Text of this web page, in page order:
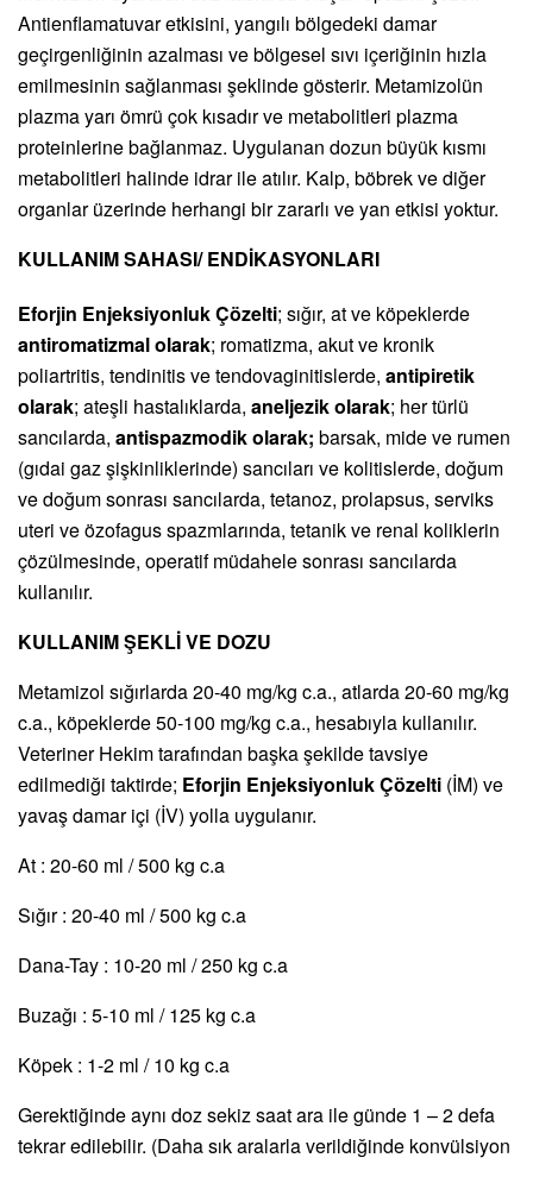
Antienflamatuvar etkisini, yangılı bölgedeki damar
geçirgenliğinin azalması ve bölgesel sıvı içeriğinin hızla
emilmesinin sağlanması şeklinde gösterir. Metamizolün
plazma yarı ömrü çok kısadır ve metabolitleri plazma
proteinlerine bağlanmaz. Uygulanan dozun büyük kısmı
metabolitleri halinde idrar ile atılır. Kalp, böbrek ve diğer
organlar üzerinde herhangi bir zararlı ve yan etkisi yoktur.
KULLANIM SAHASI/ ENDİKASYONLARI
Eforjin Enjeksiyonluk Çözelti; sığır, at ve köpeklerde
antiromatizmal olarak; romatizma, akut ve kronik
poliartritis, tendinitis ve tendovaginitislerde, antipiretik
olarak; ateşli hastalıklarda, aneljezik olarak; her türlü
sancılarda, antispazmodik olarak; barsak, mide ve rumen
(gıdai gaz şişkinliklerinde) sancıları ve kolitislerde, doğum
ve doğum sonrası sancılarda, tetanoz, prolapsus, serviks
uteri ve özofagus spazmlarında, tetanik ve renal koliklerin
çözülmesinde, operatif müdahele sonrası sancılarda
kullanılır.
KULLANIM ŞEKLİ VE DOZU
Metamizol sığırlarda 20-40 mg/kg c.a., atlarda 20-60 mg/kg
c.a., köpeklerde 50-100 mg/kg c.a., hesabıyla kullanılır.
Veteriner Hekim tarafından başka şekilde tavsiye
edilmediği taktirde; Eforjin Enjeksiyonluk Çözelti (İM) ve
yavaş damar içi (İV) yolla uygulanır.
At : 20-60 ml / 500 kg c.a
Sığır : 20-40 ml / 500 kg c.a
Dana-Tay : 10-20 ml / 250 kg c.a
Buzağı : 5-10 ml / 125 kg c.a
Köpek : 1-2 ml / 10 kg c.a
Gerektiğinde aynı doz sekiz saat ara ile günde 1 – 2 defa
tekrar edilebilir. (Daha sık aralarla verildiğinde konvülsiyon